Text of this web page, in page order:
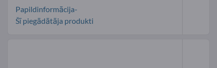
Papildinformācija-
Šī piegādātāja produkti